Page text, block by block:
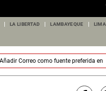
LA LIBERTAD LAMBAYEQUE LIMA
Correocomo fuente preferida en